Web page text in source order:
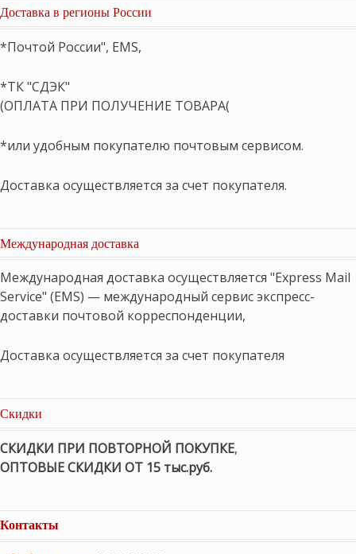
Доставка в регионы России
*Почтой России", EMS,
*ТК "СДЭК"
(ОПЛАТА ПРИ ПОЛУЧЕНИЕ ТОВАРА(
*или удобным покупателю почтовым сервисом.
Доставка осуществляется за счет покупателя.
Международная доставка
Международная доставка осуществляется "Express Mail
Service" (EMS) — международный сервис экспресс-
доставки почтовой корреспонденции,
Доставка осуществляется за счет покупателя
Скидки
СКИДКИ ПРИ ПОВТОРНОЙ ПОКУПКЕ,
ОПТОВЫЕ СКИДКИ ОТ 15 тыс.руб.
Контакты